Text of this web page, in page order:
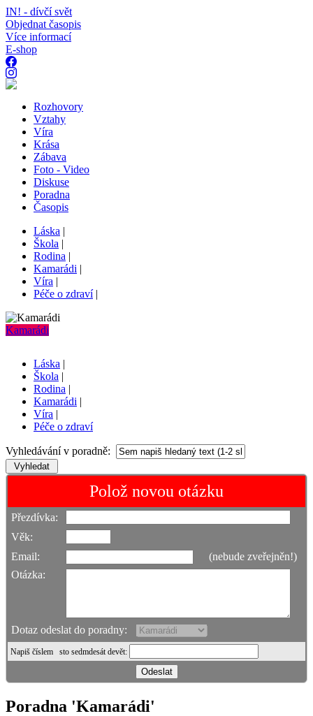
IN! - dívčí svět
Objednat časopis
Více informací
E-shop
Rozhovory
Vztahy
Víra
Krása
Zábava
Foto - Video
Diskuse
Poradna
Časopis
Láska |
Škola |
Rodina |
Kamarádi |
Víra |
Péče o zdraví|
Kamarádi
Láska |
Škola |
Rodina |
Kamarádi |
Víra |
Péče o zdraví
Vyhledávání v poradně:
Polož novou otázku
Přezdívka:
Věk:
Email:
(nebude zveřejněn!)
Otázka:
Dotaz odeslat do poradny:
Napiš číslem sto sedmdesát devět:
Poradna 'Kamarádi'